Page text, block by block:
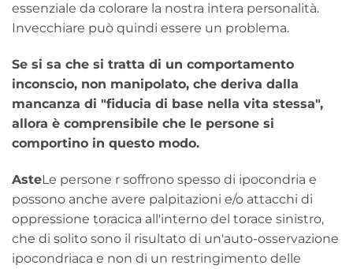
essenziale da colorare la nostra intera personalità.
Invecchiare può quindi essere un problema.
Se si sa che si tratta di un comportamento
inconscio, non manipolato, che deriva dalla
mancanza di "fiducia di base nella vita stessa",
allora è comprensibile che le persone si
comportino in questo modo.
AsteLe persone r soffrono spesso di ipocondria e
possono anche avere palpitazioni e/o attacchi di
oppressione toracica all'interno del torace sinistro,
che di solito sono il risultato di un'auto-osservazione
ipocondriaca e non di un restringimento delle